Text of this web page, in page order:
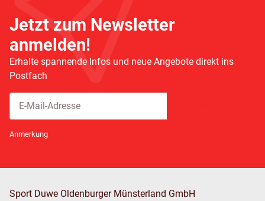
Jetzt zum Newsletter
anmelden!
Erhalte spannende Infos und neue Angebote direkt ins
Postfach
Anmerkung
Sport Duwe Oldenburger Münsterland GmbH